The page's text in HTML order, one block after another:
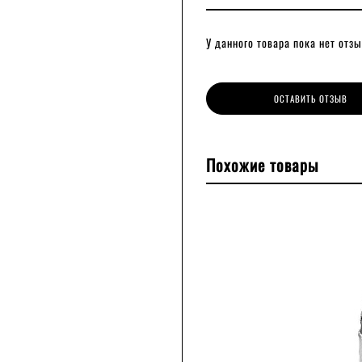
У данного товара пока нет
ОСТАВИТЬ ОТЗЫВ
Похожие товары